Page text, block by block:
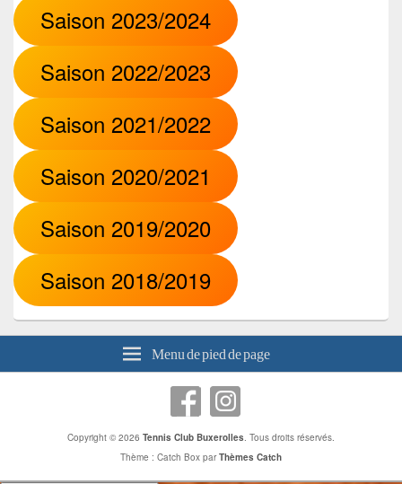
Saison 2023/2024
Saison 2022/2023
Saison 2021/2022
Saison 2020/2021
Saison 2019/2020
Saison 2018/2019
Menu de pied de page
Copyright © 2026 Tennis Club Buxerolles . Tous droits réservés.
Thème : Catch Box parThèmes Catch